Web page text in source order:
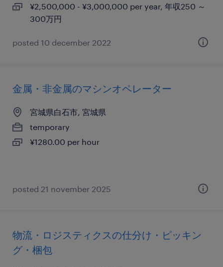
¥2,500,000 - ¥3,000,000 per year, 年収250 ～
300万円
posted 10 december 2022
金属・非金属のマシンオペレーター
宮城県白石市, 宮城県
temporary
¥1280.00 per hour
posted 21 november 2025
物流・ロジスティクスの仕分け・ピッキン
グ・梱包